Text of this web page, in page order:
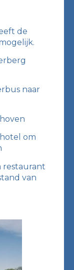
de
naar
om
van